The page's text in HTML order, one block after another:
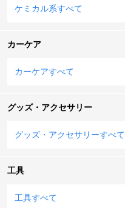
ケミカル系すべて
カーケア
カーケアすべて
グッズ・アクセサリー
グッズ・アクセサリーすべて
工具
工具すべて